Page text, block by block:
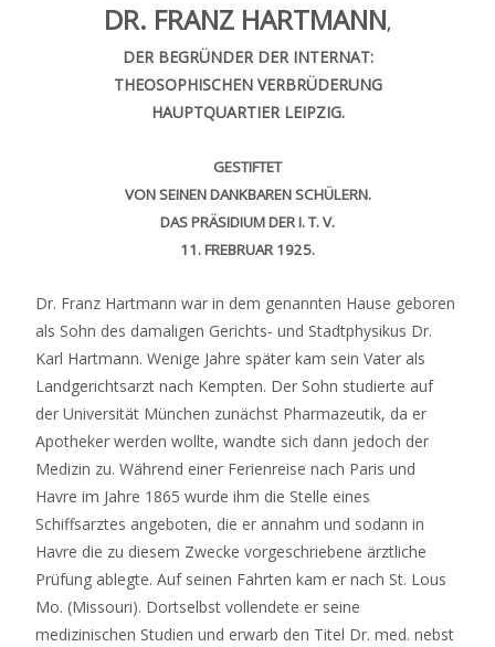
DR. FRANZ HARTMANN,
DER BEGRÜNDER DER INTERNAT:
THEOSOPHISCHEN VERBRÜDERUNG
HAUPTQUARTIER LEIPZIG.
GESTIFTET
VON SEINEN DANKBAREN SCHÜLERN.
DAS PRÄSIDIUM DER I. T. V.
11. FREBRUAR 1925.
Dr. Franz Hartmann war in dem genannten Hause geboren
als Sohn des damaligen Gerichts- und Stadtphysikus Dr.
Karl Hartmann. Wenige Jahre später kam sein Vater als
Landgerichtsarzt nach Kempten. Der Sohn studierte auf
der Universität München zunächst Pharmazeutik, da er
Apotheker werden wollte, wandte sich dann jedoch der
Medizin zu. Während einer Ferienreise nach Paris und
Havre im Jahre 1865 wurde ihm die Stelle eines
Schiffsarztes angeboten, die er annahm und sodann in
Havre die zu diesem Zwecke vorgeschriebene ärztliche
Prüfung ablegte. Auf seinen Fahrten kam er nach St. Lous
Mo. (Missouri). Dortselbst vollendete er seine
medizinischen Studien und erwarb den Titel Dr. med. nebst